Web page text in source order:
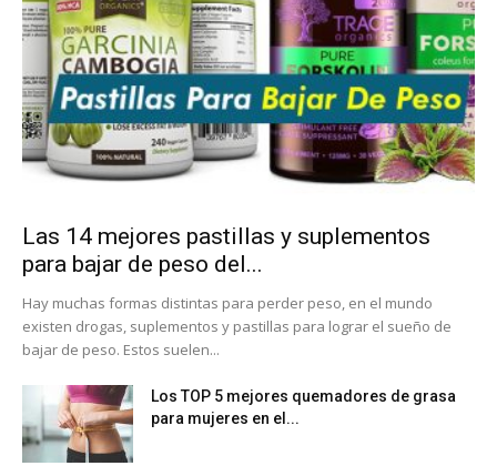
Las 14 mejores pastillas y suplementos
para bajar de peso del...
Hay muchas formas distintas para perder peso, en el mundo
existen drogas, suplementos y pastillas para lograr el sueño de
bajar de peso. Estos suelen...
Los TOP 5 mejores quemadores de grasa
para mujeres en el...